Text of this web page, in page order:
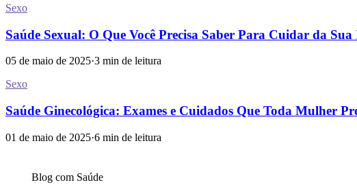
Sexo
Saúde Sexual: O Que Você Precisa Saber Para Cuidar da
05 de maio de 2025·3 min de leitura
Sexo
Saúde Ginecológica: Exames e Cuidados Que Toda Mulher
01 de maio de 2025·6 min de leitura
Blog com Saúde